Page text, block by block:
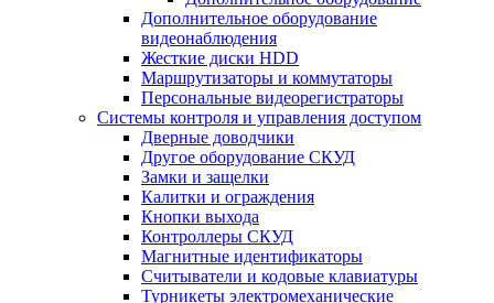
Дополнительное оборудование
видеонаблюдения
Жесткие диски HDD
Маршрутизаторы и коммутаторы
Персональные видеорегистраторы
Системы контроля и управления доступом
Дверные доводчики
Другое оборудование СКУД
Замки и защелки
Калитки и ограждения
Кнопки выхода
Контроллеры СКУД
Магнитные идентификаторы
Считыватели и кодовые клавиатуры
Турникеты электромеханические